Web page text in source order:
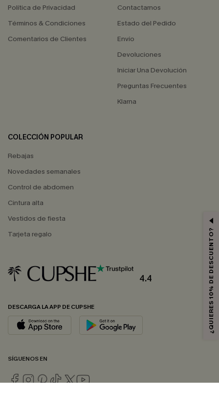
Política de Privacidad
Términos & Condiciones
Comentarios de Clientes
Contactarnos
Estado del Pedido
Envío
Devoluciones
Iniciar Una Devolución
Preguntas Frecuentes
Klarna
COLECCIÓN POPULAR
Rebajas
Novedades semanales
Control de abdomen
Cintura alta
Vestidos de fiesta
Tarjeta regalo
4.4
DESCARGA LA APP DE CUPSHE
SÍGUENOS EN
¿QUIERES 10% DE DESCUENTO?